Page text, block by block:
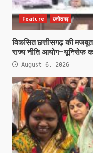
Feature छत्तीसगढ़
विकसित छत्तीसगढ़ की
राज्य नीति आयोग–यूनिसेफ
August 6, 2026